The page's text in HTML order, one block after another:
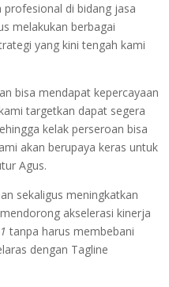
profesional di bidang jasa
melakukan berbagai
yang kini tengah kami
bisa mendapat kepercayaan
targetkan dapat segera
kelak perseroan bisa
akan berupaya keras untuk
Agus.
sekaligus meningkatkan
akselerasi kinerja
tanpa harus membebani
dengan Tagline